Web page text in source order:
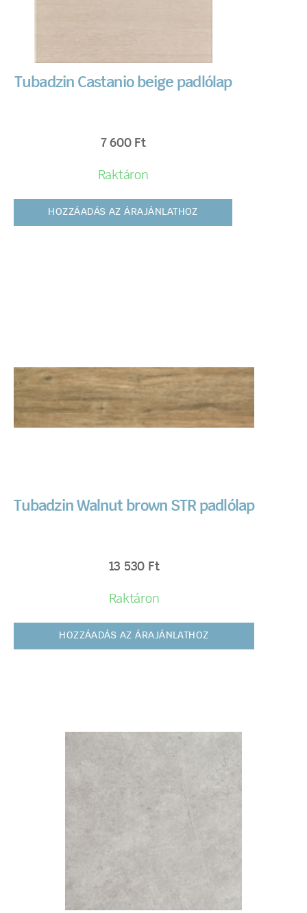
Tubadzin Castanio beige padlólap
7 600 Ft
Raktáron
HOZZÁADÁS AZ ÁRAJÁNLATHOZ
Tubadzin Walnut brown STR padlólap
13 530 Ft
Raktáron
HOZZÁADÁS AZ ÁRAJÁNLATHOZ